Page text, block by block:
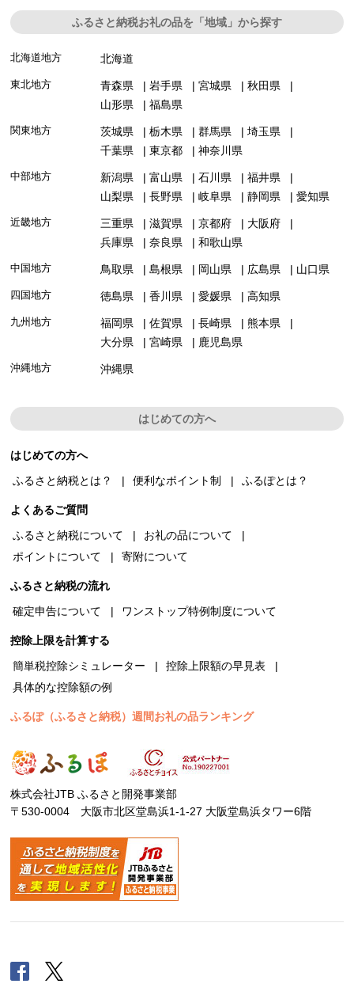
ふるさと納税お礼の品を「地域」から探す
北海道地方 北海道
東北地方 青森県 岩手県 宮城県
秋田県
山形県
福島県
関東地方 茨城県 栃木県 群馬県
埼玉県
千葉県
東京都 神奈川県
中部地方 新潟県 富山県 石川県
福井県
山梨県
長野県 岐阜県 静岡県 愛知県
近畿地方 三重県 滋賀県 京都府
大阪府
兵庫県
奈良県 和歌山県
中国地方 鳥取県 島根県 岡山県 広島県 山口県
四国地方 徳島県 香川県 愛媛県 高知県
九州地方 福岡県 佐賀県 長崎県
熊本県
大分県
宮崎県 鹿児島県
沖縄地方 沖縄県
はじめての方へ
はじめての方へ
ふるさと納税とは？
便利なポイント制 ふるぽとは？
よくあるご質問
ふるさと納税について
お礼の品について
ポイントについて
寄附について
ふるさと納税の流れ
確定申告について
ワンストップ特例制度について
控除上限を計算する
簡単税控除シミュレーター
控除上限額の早見表
具体的な控除額の例
ふるぽ（ふるさと納税）週間お礼の品ランキング
株式会社JTB ふるさと開発事業部
〒530-0004 大阪市北区堂島浜1-1-27 大阪堂島浜タワー6階
Facebook